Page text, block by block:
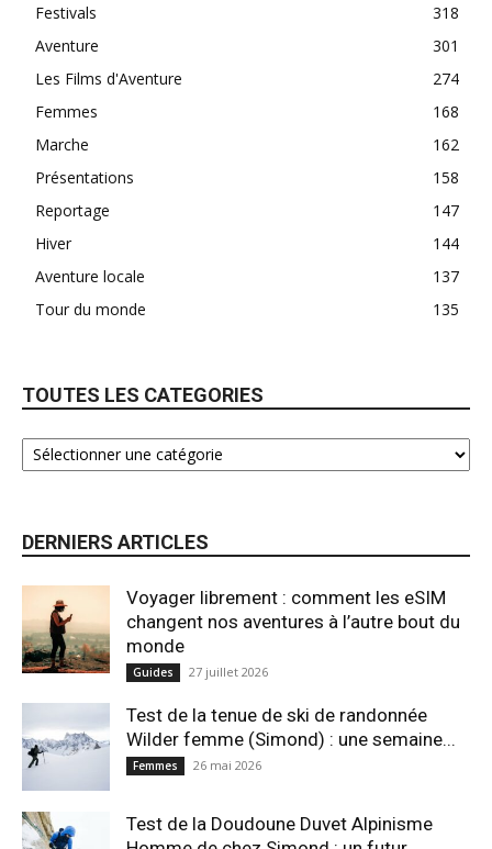
Festivals
318
Aventure
301
Les Films d'Aventure
274
Femmes
168
Marche
162
Présentations
158
Reportage
147
Hiver
144
Aventure locale
137
Tour du monde
135
TOUTES LES CATEGORIES
DERNIERS ARTICLES
Voyager librement : comment les eSIM
changent nos aventures à l’autre bout du
monde
Guides 27 juillet 2026
Test de la tenue de ski de randonnée
Wilder femme (Simond) : une semaine...
Femmes 26 mai 2026
Test de la Doudoune Duvet Alpinisme